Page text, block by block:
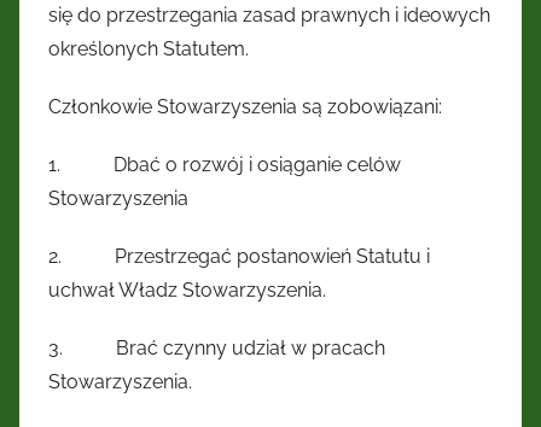
się do przestrzegania zasad prawnych i ideowych
określonych Statutem.
Członkowie Stowarzyszenia są zobowiązani:
1. Dbać o rozwój i osiąganie celów
Stowarzyszenia
2. Przestrzegać postanowień Statutu i
uchwał Władz Stowarzyszenia.
3. Brać czynny udział w pracach
Stowarzyszenia.